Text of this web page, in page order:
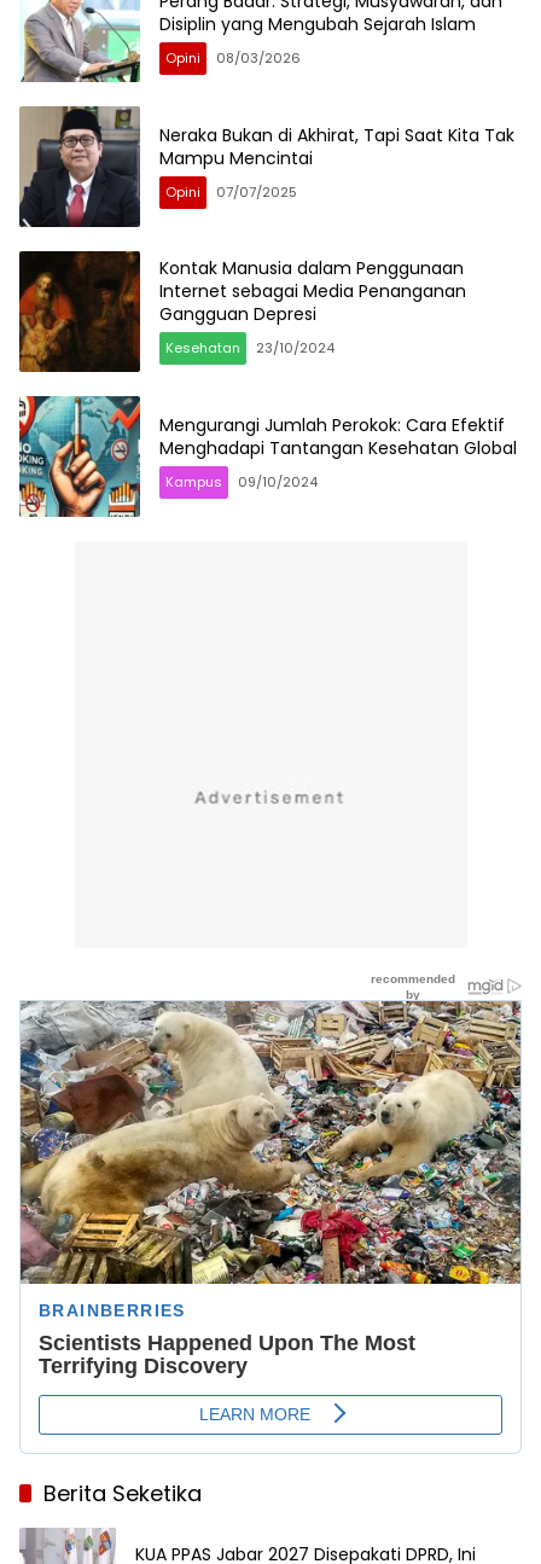
Disiplin yang Mengubah Sejarah Islam
Opini 08/03/2026
Neraka Bukan di Akhirat, Tapi Saat Kita Tak
Mampu Mencintai
Opini 07/07/2025
Kontak Manusia dalam Penggunaan
Internet sebagai Media Penanganan
Gangguan Depresi
Kesehatan 23/10/2024
Mengurangi Jumlah Perokok: Cara Efektif
Menghadapi Tantangan Kesehatan Global
Kampus 09/10/2024
Berita Seketika
KUA PPAS Jabar 2027 Disepakati DPRD, Ini